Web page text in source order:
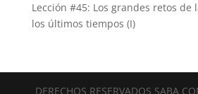
Lección #45: Los grandes retos de
los últimos tiempos (I)
DERECHOS RESERVADOS SABA